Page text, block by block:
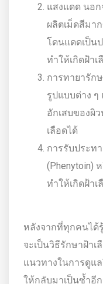
แสงแดด นอก
ผลิตเม็ดสีมา
โดนแดดเป็น
ทำให้เกิดฝ้า
การทายารัก
รูปแบบต่าง ๆ
อักเสบของผิ
เลือดได้
การรับประท
(Phenytoin)
ทำให้เกิดฝ้า
หลังจากที่ทุกคนได้
จะเป็นวิธีรักษาฝ้าเ
แนวทางในการดูแ
ให้กลับมาเป็นซ้ำอี